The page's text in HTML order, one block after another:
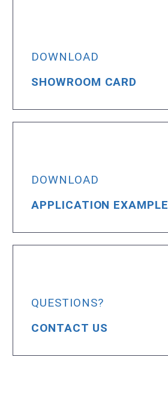
DOWNLOAD
SHOWROOM CARD
DOWNLOAD
APPLICATION EXAMPLE
QUESTIONS?
CONTACT US